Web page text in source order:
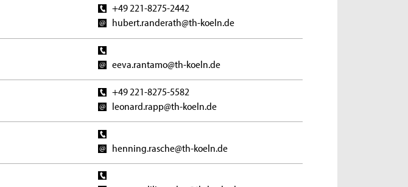
+49 221-8275-2442
hubert.randerath@th-koeln.de
eeva.rantamo@th-koeln.de
+49 221-8275-5582
leonard.rapp@th-koeln.de
henning.rasche@th-koeln.de